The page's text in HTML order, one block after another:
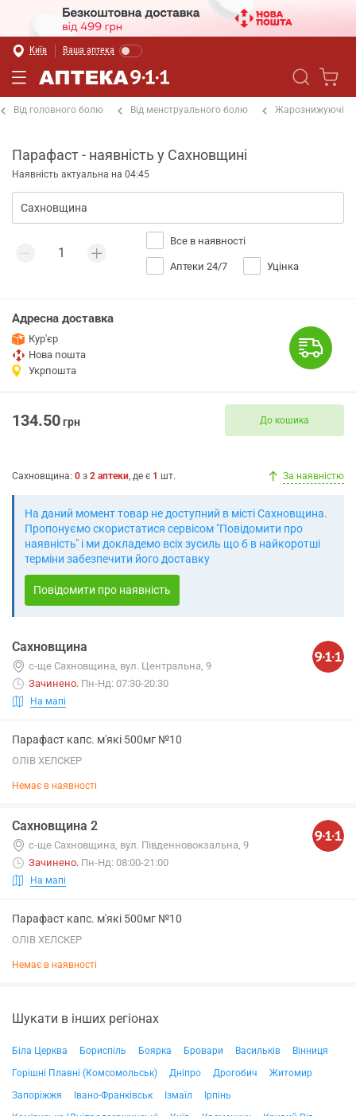
Київ Ваша аптека
Від головного болю Від менструального болю Жарознижуючі
Парафаст - наявність у Сахновщині
Наявність актуальна на 04:45
Все в наявності
Аптеки 24/7 Уцінка
Адресна доставка
Кур'єр
Нова пошта
Укрпошта
134.50грн До кошика
Сахновщина: 0 з 2 аптеки, де є 1 шт. За наявністю
На даний момент товар не доступний в місті Сахновщина.
Пропонуємо скористатися сервісом "Повідомити про
наявність" і ми докладемо всіх зусиль що б в найкоротші
терміни забезпечити його доставку
Повідомити про наявність
Сахновщина
с-ще Сахновщина, вул. Центральна, 9
Зачинено. Пн-Нд: 07:30-20:30
На мапі
Парафаст капс. м'які 500мг №10
ОЛІВ ХЕЛСКЕР
Немає в наявності
Сахновщина 2
с-ще Сахновщина, вул. Південновокзальна, 9
Зачинено. Пн-Нд: 08:00-21:00
На мапі
Парафаст капс. м'які 500мг №10
ОЛІВ ХЕЛСКЕР
Немає в наявності
Шукати в інших регіонах
Біла Церква Бориспіль Боярка Бровари Васильків
Вінниця
Горішні Плавні (Комсомольськ)
Дніпро Дрогобич
Житомир
Запоріжжя
Івано-Франківськ Ізмаїл
Ірпінь